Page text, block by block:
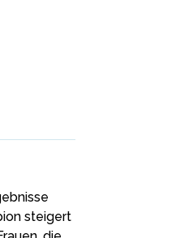
steigert